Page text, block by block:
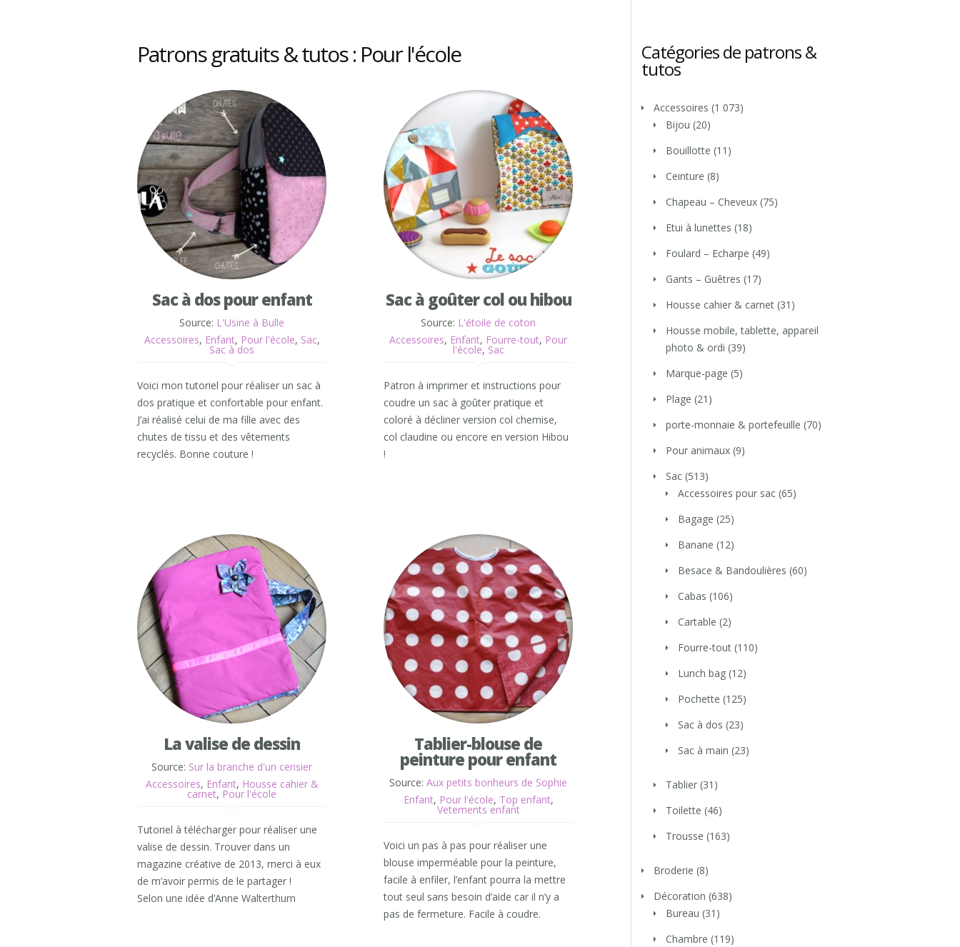
Patrons gratuits & tutos : Pour l'école
Sac à dos pour enfant
Source: L'Usine à Bulle
Accessoires, Enfant, Pour l'école, Sac,
Sac à dos
Voici mon tutoriel pour réaliser un sac à
dos pratique et confortable pour enfant.
J’ai réalisé celui de ma fille avec des
chutes de tissu et des vêtements
recyclés. Bonne couture !
Sac à goûter col ou hibou
Source: L'étoile de coton
Accessoires, Enfant, Fourre-tout, Pour
l'école, Sac
Patron à imprimer et instructions pour
coudre un sac à goûter pratique et
coloré à décliner version col chemise,
col claudine ou encore en version Hibou
!
La valise de dessin
Source: Sur la branche d'un cerisier
Accessoires, Enfant, Housse cahier &
carnet, Pour l'école
Tutoriel à télécharger pour réaliser une
valise de dessin. Trouver dans un
magazine créative de 2013, merci à eux
de m’avoir permis de le partager !
Selon une idée d’Anne Walterthum
Tablier-blouse de
peinture pour enfant
Source: Aux petits bonheurs de Sophie
Enfant, Pour l'école, Top enfant,
Vetements enfant
Voici un pas à pas pour réaliser une
blouse imperméable pour la peinture,
facile à enfiler, l’enfant pourra la mettre
tout seul sans besoin d’aide car il n’y a
pas de fermeture. Facile à coudre.
Catégories de patrons &
tutos
Accessoires (1 073)
Bijou (20)
Bouillotte (11)
Ceinture (8)
Chapeau – Cheveux (75)
Etui à lunettes (18)
Foulard – Echarpe (49)
Gants – Guêtres (17)
Housse cahier & carnet (31)
Housse mobile, tablette, appareil
photo & ordi (39)
Marque-page (5)
Plage (21)
porte-monnaie & portefeuille (70)
Pour animaux (9)
Sac (513)
Accessoires pour sac (65)
Bagage (25)
Banane (12)
Besace & Bandoulières (60)
Cabas (106)
Cartable (2)
Fourre-tout (110)
Lunch bag (12)
Pochette (125)
Sac à dos (23)
Sac à main (23)
Tablier (31)
Toilette (46)
Trousse (163)
Broderie (8)
Décoration (638)
Bureau (31)
Chambre (119)